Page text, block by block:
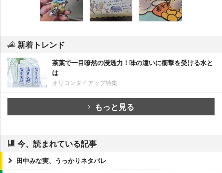
新着トレンド
茶葉で一目瞭然の浸透力！味の違いに衝撃を受ける水と
は
オリコンタイアップ特集
もっと見る
今、読まれている記事
田中みな実、うっかりネタバレ